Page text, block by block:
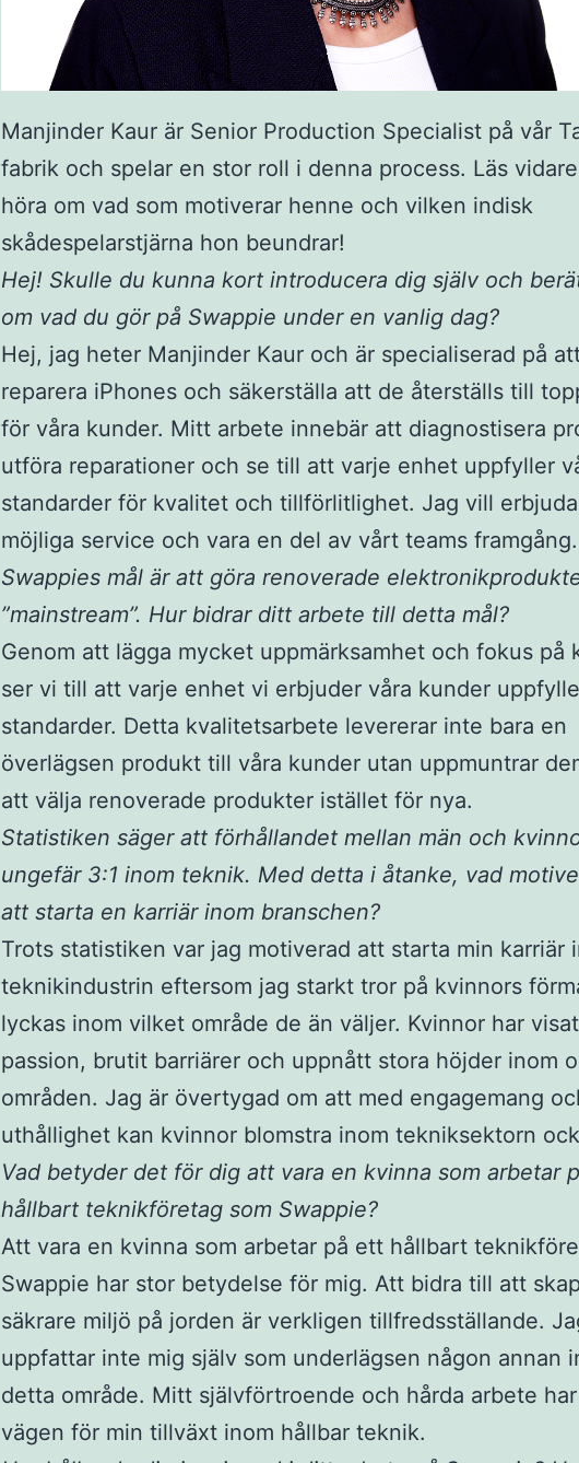
Manjinder Kaur är Senior Production Specialist på vår
fabrik och spelar en stor roll i denna process. Läs
höra om vad som motiverar henne och vilken indisk
skådespelarstjärna hon beundrar!
Hej! Skulle du kunna kort introducera dig själv och
om vad du gör på Swappie under en vanlig dag?
Hej, jag heter Manjinder Kaur och är specialiserad på
reparera iPhones och säkerställa att de återställs till
för våra kunder. Mitt arbete innebär att diagnostisera
utföra reparationer och se till att varje enhet uppfyller
standarder för kvalitet och tillförlitlighet. Jag vill
möjliga service och vara en del av vårt teams framgång.
Swappies mål är att göra renoverade
”mainstream”. Hur bidrar ditt arbete till detta mål?
Genom att lägga mycket uppmärksamhet och fokus på
ser vi till att varje enhet vi erbjuder våra kunder
standarder. Detta kvalitetsarbete levererar inte bara en
överlägsen produkt till våra kunder utan uppmuntrar
att välja renoverade produkter istället för nya.
Statistiken säger att förhållandet mellan män och
ungefär 3:1 inom teknik. Med detta i åtanke, vad
att starta en karriär inom branschen?
Trots statistiken var jag motiverad att starta min karriär
teknikindustrin eftersom jag starkt tror på kvinnors
lyckas inom vilket område de än väljer. Kvinnor har visat
passion, brutit barriärer och uppnått stora höjder inom
områden. Jag är övertygad om att med engagemang
uthållighet kan kvinnor blomstra inom tekniksektorn
Vad betyder det för dig att vara en kvinna som arbetar
hållbart teknikföretag som Swappie?
Att vara en kvinna som arbetar på ett hållbart
Swappie har stor betydelse för mig. Att bidra till att
säkrare miljö på jorden är verkligen tillfredsställande.
uppfattar inte mig själv som underlägsen någon annan
detta område. Mitt självförtroende och hårda arbete
vägen för min tillväxt inom hållbar teknik.